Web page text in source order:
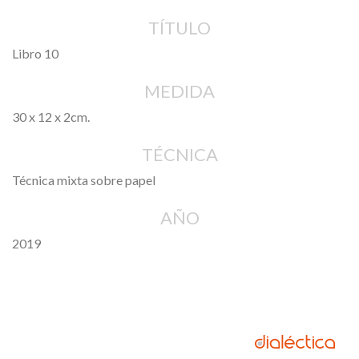
TÍTULO
Libro 10
MEDIDA
30 x 12 x 2cm.
TÉCNICA
Técnica mixta sobre papel
AÑO
2019